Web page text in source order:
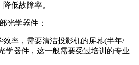
低故障率。
光学器件：
效率，需要清洁投影机的屏幕(半年/
学器件，这一般需要受过培训的专业